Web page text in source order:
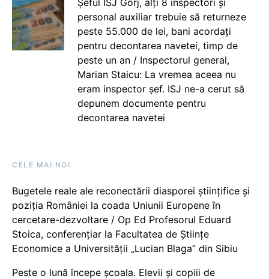
personal auxiliar trebuie să returneze
peste 55.000 de lei, bani acordați
pentru decontarea navetei, timp de
peste un an / Inspectorul general,
Marian Staicu: La vremea aceea nu
eram inspector șef. ISJ ne-a cerut să
depunem documente pentru
decontarea navetei
CELE MAI NOI
Bugetele reale ale reconectării diasporei științifice și
poziția României la coada Uniunii Europene în
cercetare-dezvoltare / Op Ed Profesorul Eduard
Stoica, conferențiar la Facultatea de Științe
Economice a Universității „Lucian Blaga” din Sibiu
Peste o lună începe școala. Elevii și copiii de